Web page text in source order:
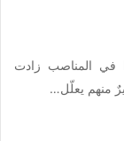
في المناصب زادت
منهم يعلّل…